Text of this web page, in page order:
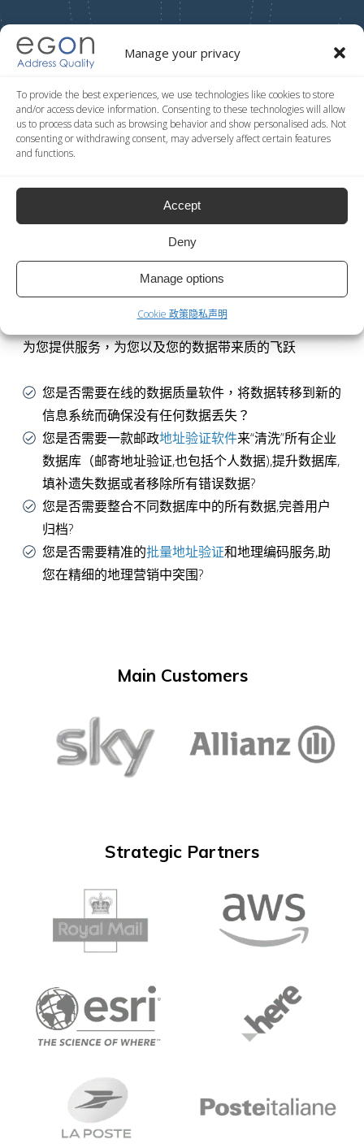
Manage your privacy
To provide the best experiences, we use technologies like cookies to store
and/or access device information. Consenting to these technologies will allow
us to process data such as browsing behavior and show personalised ads. Not
consenting or withdrawing consent, may adversely affect certain features
and functions.
Accept
Deny
Manage options
Cookie 政策隐私声明
尝试我们免费的演示页面！
数据质量方案可直接通过网页获得
Egon是一款数据质量系统可通过网页直接在线上获取，
全方位地进行国际邮政地址验证。它是一款坚实可靠的
套件，极其灵活，方便应用在任何平台，每时每刻持续
为您提供服务，为您以及您的数据带来质的飞跃
您是否需要在线的数据质量软件，将数据转移到新的
信息系统而确保没有任何数据丢失？
您是否需要一款邮政地址验证软件来“清洗”所有企业
数据库（邮寄地址验证,也包括个人数据),提升数据库,
填补遗失数据或者移除所有错误数据?
您是否需要整合不同数据库中的所有数据,完善用户
归档?
您是否需要精准的批量地址验证和地理编码服务,助
您在精细的地理营销中突围?
Main Customers
Strategic Partners